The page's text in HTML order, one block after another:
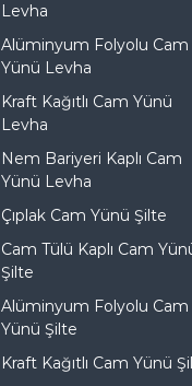
Levha
Alüminyum Folyolu Cam
Yünü Levha
Kraft Kağıtlı Cam Yünü
Levha
Nem Bariyeri Kaplı Cam
Yünü Levha
Çıplak Cam Yünü Şilte
Cam Tülü Kaplı Cam
Şilte
Alüminyum Folyolu Cam
Yünü Şilte
Kraft Kağıtlı Cam Yünü